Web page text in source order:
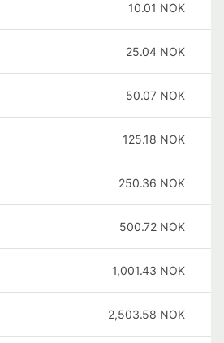
10.01 NOK
25.04 NOK
50.07 NOK
125.18 NOK
250.36 NOK
500.72 NOK
1,001.43 NOK
2,503.58 NOK